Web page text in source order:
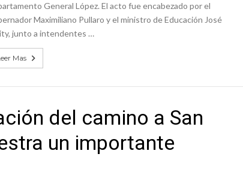
General López. El acto fue encabezado por el
Maximiliano Pullaro y el ministro de Educación José
junto a intendentes …
Mas
del camino a San
un importante